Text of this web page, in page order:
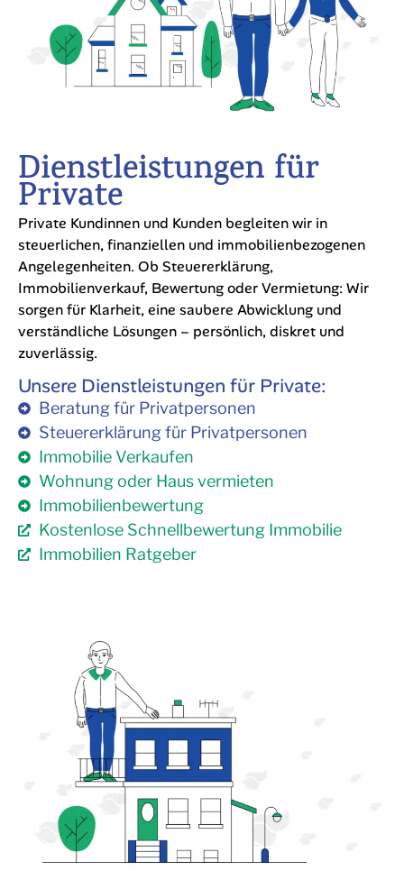
Dienstleistungen für
Private
Private Kundinnen und Kunden begleiten wir in
steuerlichen, finanziellen und immobilienbezogenen
Angelegenheiten. Ob Steuererklärung,
Immobilienverkauf, Bewertung oder Vermietung: Wir
sorgen für Klarheit, eine saubere Abwicklung und
verständliche Lösungen – persönlich, diskret und
zuverlässig.
Unsere Dienstleistungen für Private:
Beratung für Privatpersonen
Steuererklärung für Privatpersonen
Immobilie Verkaufen
Wohnung oder Haus vermieten
Immobilienbewertung
Kostenlose Schnellbewertung Immobilie
Immobilien Ratgeber